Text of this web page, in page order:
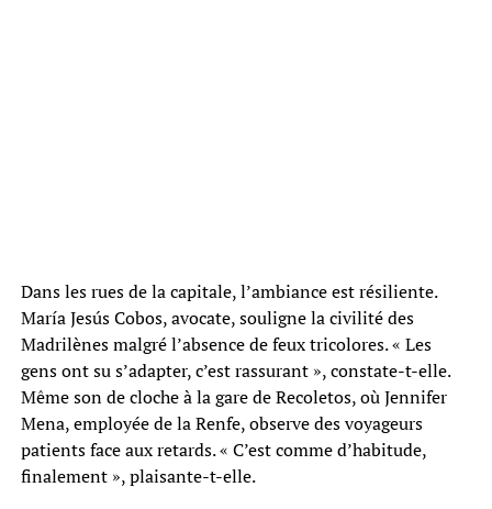
Dans les rues de la capitale, l’ambiance est résiliente.
María Jesús Cobos, avocate, souligne la civilité des
Madrilènes malgré l’absence de feux tricolores. « Les
gens ont su s’adapter, c’est rassurant », constate-t-elle.
Même son de cloche à la gare de Recoletos, où Jennifer
Mena, employée de la Renfe, observe des voyageurs
patients face aux retards. « C’est comme d’habitude,
finalement », plaisante-t-elle.